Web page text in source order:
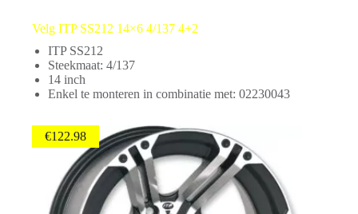
Velg ITP SS212 14×6 4/137 4+2
ITP SS212
Steekmaat: 4/137
14 inch
Enkel te monteren in combinatie met: 02230043
€122.98